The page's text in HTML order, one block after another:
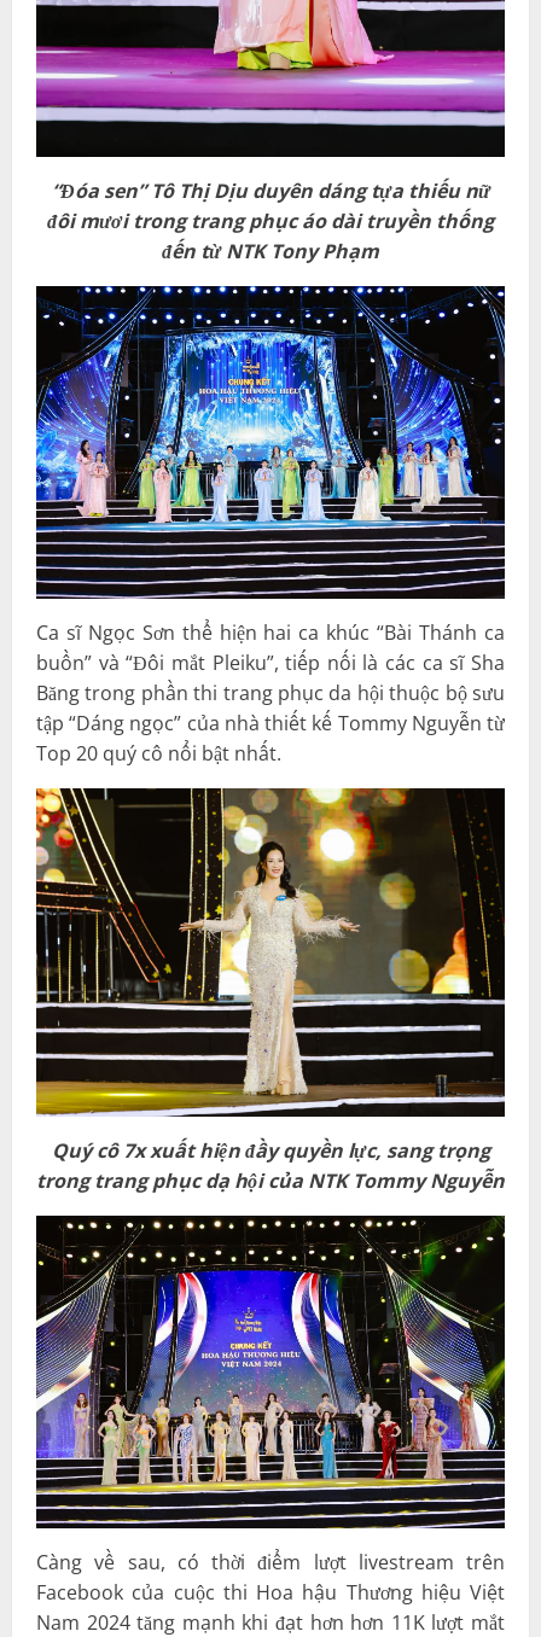
“Đóa sen” Tô Thị Dịu duyên dáng tựa thiếu nữ
đôi mươi trong trang phục áo dài truyền thống
đến từ NTK Tony Phạm
Ca sĩ Ngọc Sơn thể hiện hai ca khúc “Bài Thánh ca
buồn” và “Đôi mắt Pleiku”, tiếp nối là các ca sĩ Sha
Băng trong phần thi trang phục da hội thuộc bộ sưu
tập “Dáng ngọc” của nhà thiết kế Tommy Nguyễn từ
Top 20 quý cô nổi bật nhất.
Quý cô 7x xuất hiện đầy quyền lực, sang trọng
trong trang phục dạ hội của NTK Tommy Nguyễn
Càng về sau, có thời điểm lượt livestream trên
Facebook của cuộc thi Hoa hậu Thương hiệu Việt
Nam 2024 tăng mạnh khi đạt hơn hơn 11K lượt mắt